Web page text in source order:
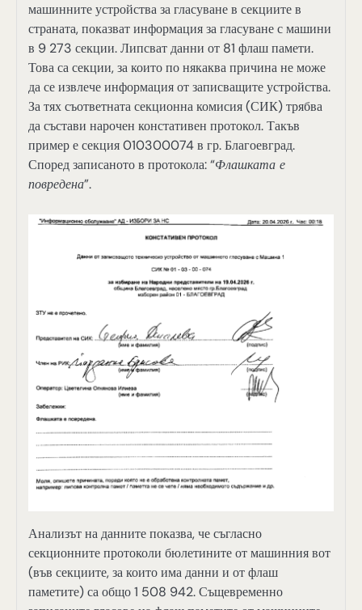
машинните устройства за гласуване в секциите в
страната, показват информация за гласуване с машини
в 9 273 секции. Липсват данни от 81 флаш памети.
Това са секции, за които по някаква причина не може
да се извлече информация от записващите устройства.
За тях съответната секционна комисия (СИК) трябва
да състави нарочен констативен протокол. Такъв
пример е секция 010300074 в гр. Благоевград.
Според записаното в протокола: “Флашката е
повредена”.
Анализът на данните показва, че съгласно
секционните протоколи бюлетините от машинния вот
(във секциите, за които има данни и от флаш
паметите) са общо 1 508 942. Същевременно